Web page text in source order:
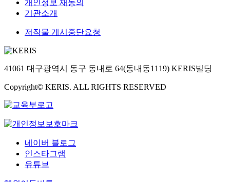
개인정보 재동의
기관소개
저작물 게시중단요청
41061 대구광역시 동구 동내로 64(동내동1119) KERIS빌딩
Copyright© KERIS. ALL RIGHTS RESERVED
네이버 블로그
인스타그램
유튜브